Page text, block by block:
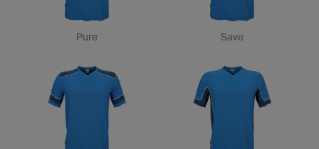
Pure Save